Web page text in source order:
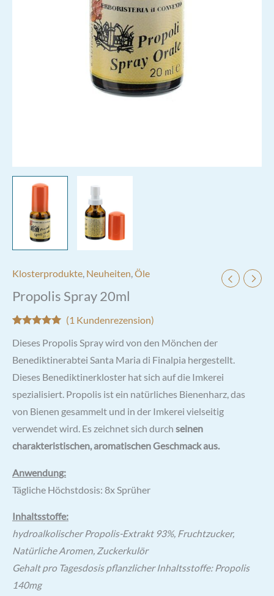
Klosterprodukte, Neuheiten,Öle
Propolis Spray 20ml
5.00von 5,
auf
(1 Kundenrezension)
Dieses Propolis Spray wird von den Mönchen der
Benediktinerabtei Santa Maria di Finalpia hergestellt.
Dieses Benediktinerkloster hat sich auf die Imkerei
spezialisiert. Propolis ist ein natürliches Bienenharz, das
von Bienen gesammelt und in der Imkerei vielseitig
verwendet wird. Es zeichnet sich durch seinen
charakteristischen, aromatischen Geschmack aus.
Anwendung:
Tägliche Höchstdosis: 8x Sprüher
Inhaltsstoffe:
hydroalkolischer Propolis-Extrakt 93%, Fruchtzucker,
Natürliche Aromen, Zuckerkulör
Gehalt pro Tagesdosis pflanzlicher Inhaltsstoffe: Propolis
140mg